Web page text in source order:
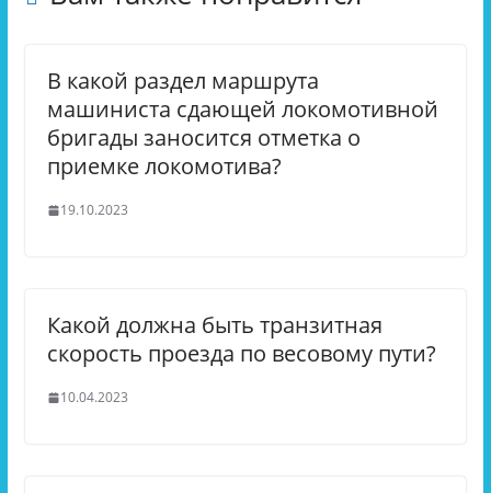
В какой раздел маршрута
машиниста сдающей локомотивной
бригады заносится отметка о
приемке локомотива?
19.10.2023
Какой должна быть транзитная
скорость проезда по весовому пути?
10.04.2023